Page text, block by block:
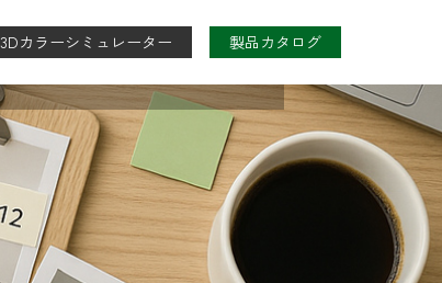
3Dカラーシミュレーター 製品カタログ